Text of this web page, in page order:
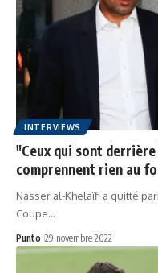
INTERVIEWS
"Ceux qui sont derrière
comprennent rien au
Nasser al-Khelaïfi a quitté
Coupe…
Punto 29 novembre 2022